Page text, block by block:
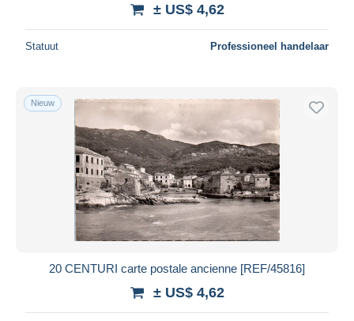
± US$ 4,62
Statuut Professioneel handelaar
Nieuw
20 CENTURI carte postale ancienne [REF/45816]
± US$ 4,62